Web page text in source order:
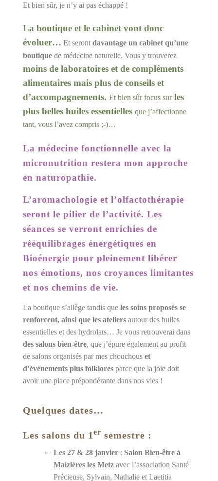
Et bien sûr, je n’y ai pas échappé !
La boutique et le cabinet vont donc
évoluer… Et serontdavantage un cabinet qu’une
boutique de médecine naturelle. Vous y trouverez
moins de laboratoires et de compléments
alimentaires mais plus de conseils et
d’accompagnements.Et bien sûr focus surles
plus belles huiles essentiellesque j’affectionne
tant, vous l’avez compris ;-)…
La médecine fonctionnelle avec la
micronutritionrestera mon approche
en naturopathie.
L’aromachologie et l’olfactothérapie
seront le pilier de l’activité. Les
séances se verront enrichies de
rééquilibrages énergétiques en
Bioénergie pour pleinement libérer
nos émotions, nos croyances limitantes
et nos chemins de vie.
La boutique s’allège tandis queles soins proposés se
renforcent, ainsi que les ateliers autour des huiles
essentielles et des hydrolats… Je vous retrouverai dans
des salons bien-être, que j’épure également au profit
de salons organisés par mes chouchouset
d’évènements plus folklores parce que la joie doit
avoir une place prépondérante dans nos vies !
Quelques dates…
Les salons du 1er semestre :
Les 27 & 28 janvier : Salon Bien-être à
Maizières les Metz avec l’association Santé
Précieuse, Sylvain, Nathalie et Laetitia